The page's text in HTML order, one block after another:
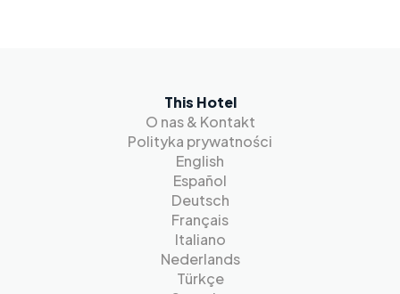
This Hotel
O nas & Kontakt
Polityka prywatności
English
Español
Deutsch
Français
Italiano
Nederlands
Türkçe